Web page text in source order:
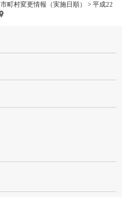
市町村変更情報（実施日順）
> 平成22